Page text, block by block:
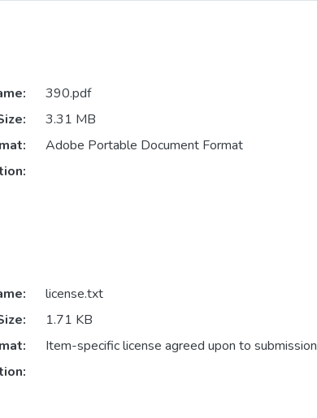
390.pdf
3.31 MB
Adobe Portable Document Format
license.txt
1.71 KB
Item-specific license agreed upon to submission